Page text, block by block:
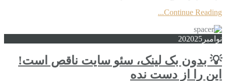
Continue Reading...
نوامبر 202025
💡 بدون بک لینک، سئو سایت ناقص است!
این را از دست نده